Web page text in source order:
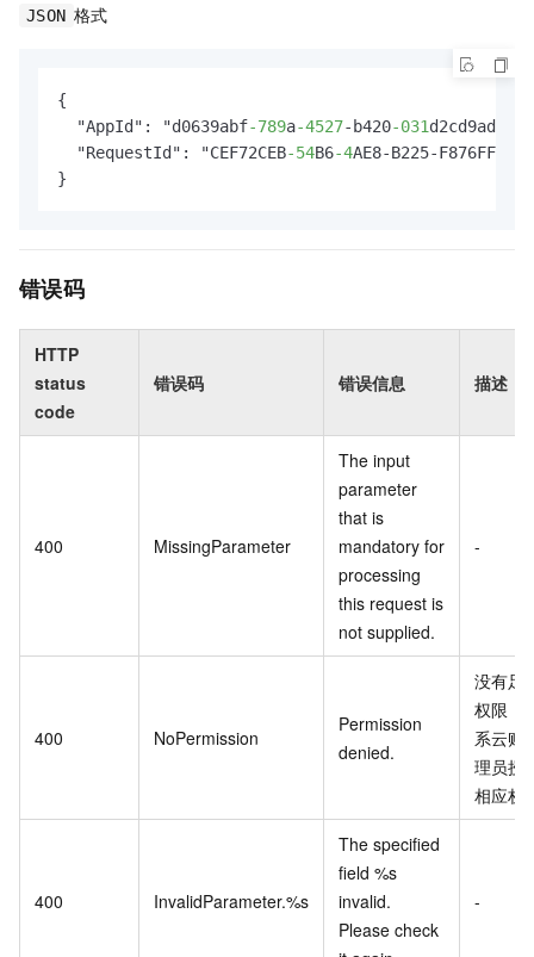
JSON 格式
{
  "AppId": "d0639abf
-789a-4527-b420-031d2cd9ad9b",
  "RequestId": "CEF72CEB
-54B6-4AE8-B225-
}
错误码
HTTP
status
code
错误码 错误信息 描述
400 MissingParameter
The input
parameter
that is
mandatory for
processing
this request is
not supplied.
-
400 NoPermission
Permission
denied.
没有足
权限，
系云账
理员授
相应权
400 InvalidParameter.%s
The specified
field %s
invalid.
Please check
-